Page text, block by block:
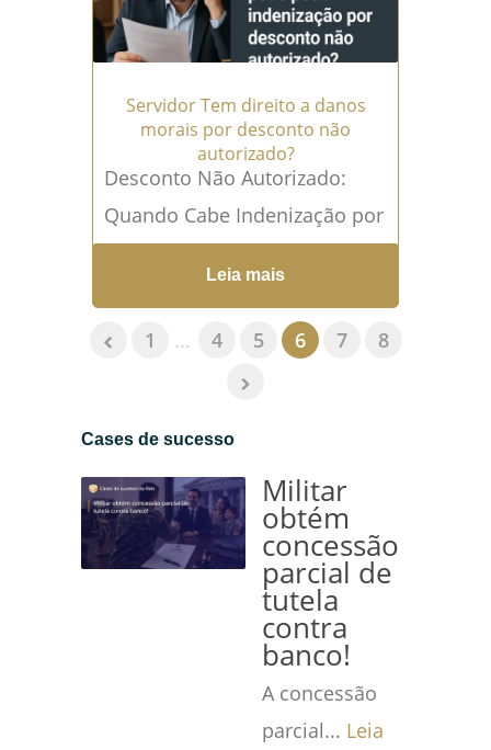
Servidor Tem direito a danos
morais por desconto não
autorizado?
Desconto Não Autorizado:
Quando Cabe Indenização por
Danos Morais ao Servidor
Servidores públicos, assim
como aposentados e
pensionistas, têm sua renda
Leia mais
1 ... 4 5 6 7 8
Cases de sucesso
Militar
obtém
concessão
parcial de
tutela
contra
banco!
A concessão
parcial... Leia